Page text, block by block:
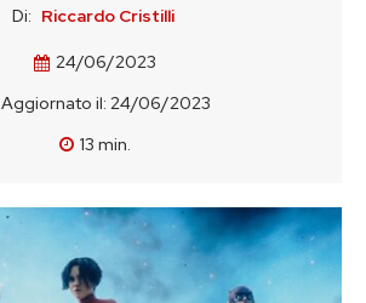
Di: Riccardo Cristilli
24/06/2023
Aggiornato il: 24/06/2023
13 min.